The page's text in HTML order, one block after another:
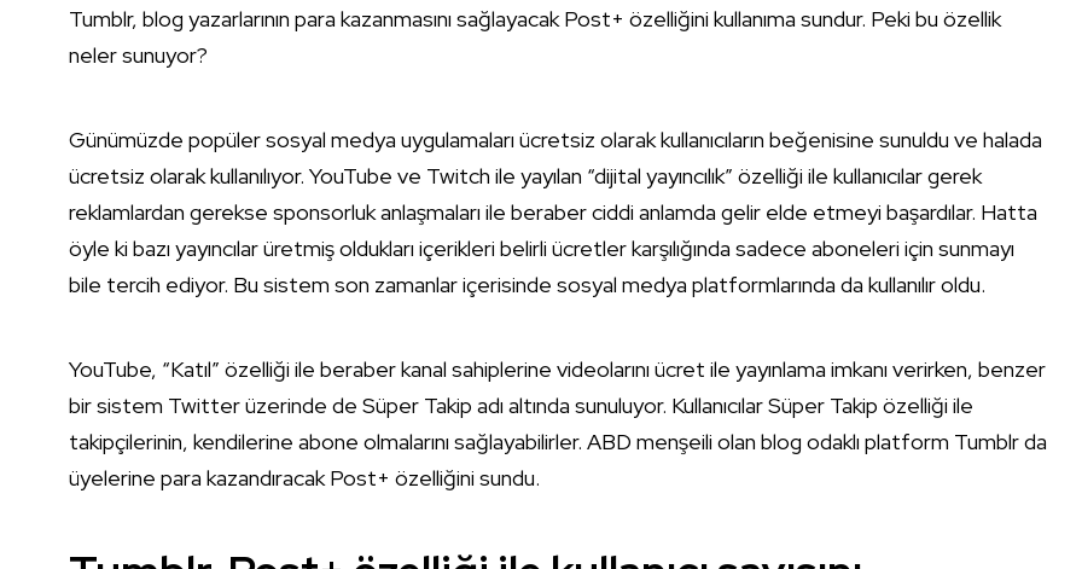
Tumblr, blog yazarlarının para kazanmasını sağlayacak Post+ özelliğini kullanıma sundur. Peki bu özellik
neler sunuyor?
Günümüzde popüler sosyal medya uygulamaları ücretsiz olarak kullanıcıların beğenisine sunuldu ve halada
ücretsiz olarak kullanılıyor. YouTube ve Twitch ile yayılan “dijital yayıncılık” özelliği ile kullanıcılar gerek
reklamlardan gerekse sponsorluk anlaşmaları ile beraber ciddi anlamda gelir elde etmeyi başardılar. Hatta
öyle ki bazı yayıncılar üretmiş oldukları içerikleri belirli ücretler karşılığında sadece aboneleri için sunmayı
bile tercih ediyor. Bu sistem son zamanlar içerisinde sosyal medya platformlarında da kullanılır oldu.
YouTube, “Katıl” özelliği ile beraber kanal sahiplerine videolarını ücret ile yayınlama imkanı verirken, benzer
bir sistem Twitter üzerinde de Süper Takip adı altında sunuluyor. Kullanıcılar Süper Takip özelliği ile
takipçilerinin, kendilerine abone olmalarını sağlayabilirler. ABD menşeili olan blog odaklı platform Tumblr da
üyelerine para kazandıracak Post+ özelliğini sundu.